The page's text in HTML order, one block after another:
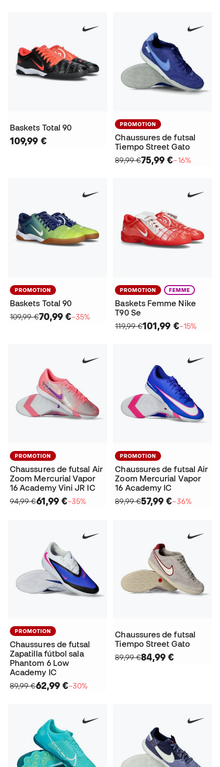
Baskets Total 90
109,99 €
PROMOTION
Chaussures de futsal
Tiempo Street Gato
89,99 €75,99 €−16%
PROMOTION
Baskets Total 90
109,99 €70,99 €−35%
PROMOTION FEMME
Baskets Femme Nike
T90 Se
119,99 €101,99 €−15%
PROMOTION
Chaussures de futsal Air
Zoom Mercurial Vapor
16 Academy Vini JR IC
94,99 €61,99 €−35%
PROMOTION
Chaussures de futsal Air
Zoom Mercurial Vapor
16 Academy IC
89,99 €57,99 €−36%
PROMOTION
Chaussures de futsal
Zapatilla fútbol sala
Phantom 6 Low
Academy IC
89,99 €62,99 €−30%
Chaussures de futsal
Tiempo Street Gato
89,99 €84,99 €